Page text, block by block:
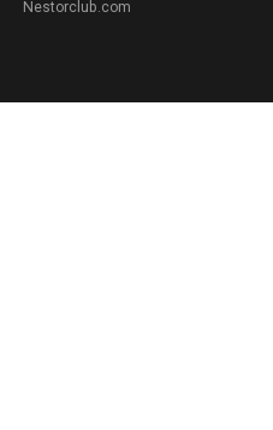
Nestorclub.com